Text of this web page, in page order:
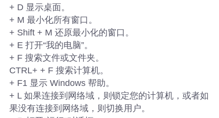
+ D 显示桌面。
+ M 最小化所有窗口。
+ Shift + M 还原最小化的窗口。
+ E 打开“我的电脑”。
+ F 搜索文件或文件夹。
CTRL+ + F 搜索计算机。
+ F1 显示 Windows 帮助。
+ L 如果连接到网络域，则锁定您的计算机，或者如
果没有连接到网络域，则切换用户。